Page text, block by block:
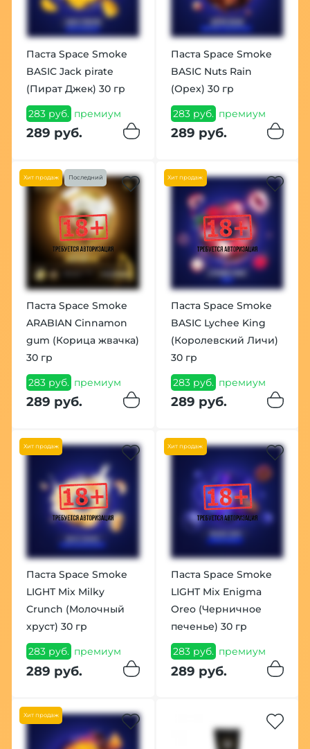
Паста Space Smoke
BASIC Jack pirate
(Пират Джек) 30 гр
283 руб. премиум
289 руб.
Паста Space Smoke
BASIC Nuts Rain
(Орех) 30 гр
283 руб. премиум
289 руб.
Хит продаж Последний
Паста Space Smoke
ARABIAN Cinnamon
gum (Корица жвачка)
30 гр
283 руб. премиум
289 руб.
Хит продаж
Паста Space Smoke
BASIC Lychee King
(Королевский Личи)
30 гр
283 руб. премиум
289 руб.
Хит продаж
Паста Space Smoke
LIGHT Mix Milky
Crunch (Молочный
хруст) 30 гр
283 руб. премиум
289 руб.
Хит продаж
Паста Space Smoke
LIGHT Mix Enigma
Oreo (Черничное
печенье) 30 гр
283 руб. премиум
289 руб.
Хит продаж